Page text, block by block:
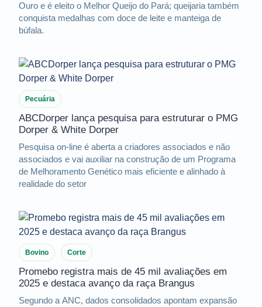
Ouro e é eleito o Melhor Queijo do Pará; queijaria também
conquista medalhas com doce de leite e manteiga de
búfala.
Pecuária
ABCDorper lança pesquisa para estruturar o PMG
Dorper & White Dorper
Pesquisa on-line é aberta a criadores associados e não
associados e vai auxiliar na construção de um Programa
de Melhoramento Genético mais eficiente e alinhado à
realidade do setor
Bovino Corte
Promebo registra mais de 45 mil avaliações em
2025 e destaca avanço da raça Brangus
Segundo a ANC, dados consolidados apontam expansão